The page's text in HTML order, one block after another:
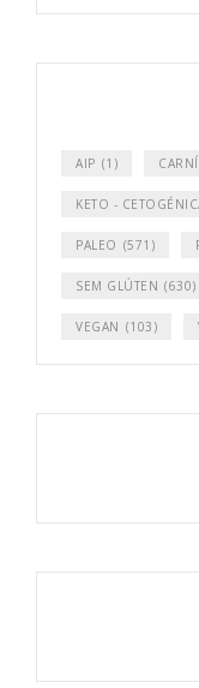
AIP (1)
KETO -
PALEO (571)
SEM GLÚTEN (630)
VEGAN (103)